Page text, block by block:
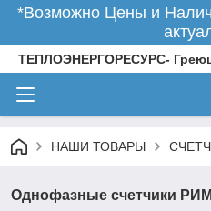
*Возможно Цены и
ТЕПЛОЭНЕРГОРЕСУРС-
НАШИ ТОВАРЫ
Однофазные счетчики РИМ